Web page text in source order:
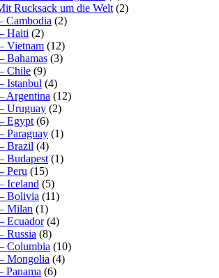
Rucksack um die Welt (2)
Cambodia (2)
Haiti (2)
Vietnam (12)
Bahamas (3)
Chile (9)
Istanbul (4)
Argentina (12)
Uruguay (2)
Egypt (6)
Paraguay (1)
Brazil (4)
Budapest (1)
Peru (15)
Iceland (5)
Bolivia (11)
Milan (1)
Ecuador(4)
Russia (8)
Columbia (10)
Mongolia (4)
Panama (6)